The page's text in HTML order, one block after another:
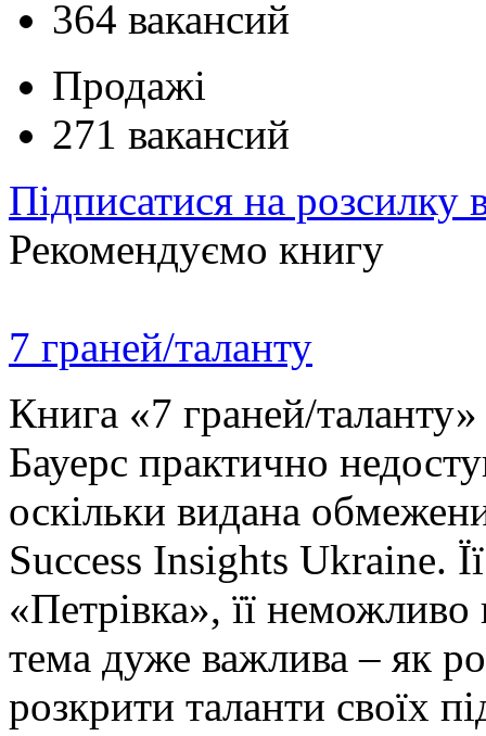
364 вакансий
Продажі
271 вакансий
Підписатися на розсилку
Рекомендуємо книгу
7 граней/таланту
Книга «7 граней/
Бауерс практично
оскільки видана
Success Insights Ukraine.
«Петрівка», її
тема дуже важлива – як
розкрити таланти своїх